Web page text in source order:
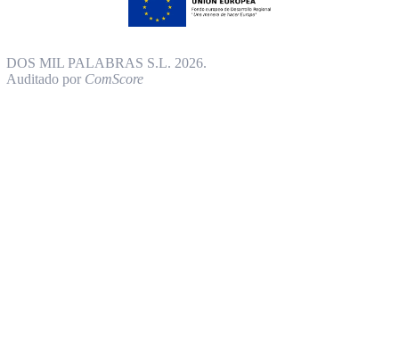
DOS MIL PALABRAS S.L. 2026.
Auditado por ComScore